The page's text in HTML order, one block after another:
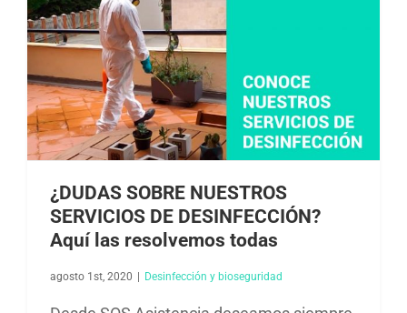
¿DUDAS SOBRE NUESTROS
SERVICIOS DE DESINFECCIÓN?
Aquí las resolvemos todas
agosto 1st, 2020 | Desinfección y bioseguridad​